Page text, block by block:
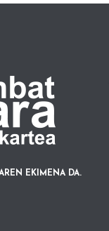
EKIMENA DA.